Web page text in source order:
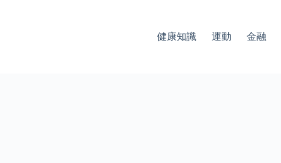
健康知識 運動 金融